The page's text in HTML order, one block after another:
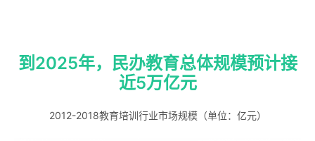
到2025年，民办教育总体规模预计接
近5万亿元
2012-2018教育培训行业市场规模（单位：亿元）